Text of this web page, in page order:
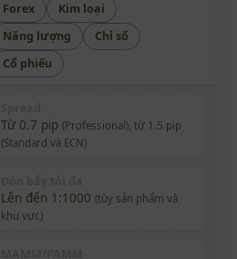
Forex
Kim loại
Năng lượng
Chỉ số
Cổ phiếu
Từ 0.7 pip (Professional), từ 1.5 pip
(Standard và ECN)
Lên đến 1:1000 (tùy sản phẩm và
khu vực)